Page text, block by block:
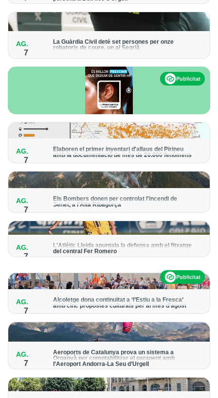
forma progressiva
AG.
7
La Guàrdia Civil deté set persones per onze
robatoris de coure, un al Segrià
Publicitat
AG.
7
Elaboren el primer inventari d'allaus del Pirineu
amb la documentació de més de 20.000 fenòmens
Obra de l'Institut Cartogràfic i Geològic de Catalunya, amb
AG.
7
Els Bombers donen per controlat l'incendi de
Senet, a l'Alta Ribagorça
El cos manté la vigilància de la zona amb drons i mitjans aeris
AG.
7
L'Atlètic Lleida apuntala la defensa amb el fitxatge
del central Fer Romero
Publicitat
AG.
7
Alcoletge dona continuïtat a ‘l’Estiu a la Fresca’
amb cinc propostes culturals per al mes d’agost
Un dels grans protagonistes de la programació serà
AG.
7
Aeroports de Catalunya prova un sistema a
Organyà per comptabilitzar el parapent amb
l’Aeroport Andorra-La Seu d’Urgell
mòbil per donar pas als avions amb vols instrumentals